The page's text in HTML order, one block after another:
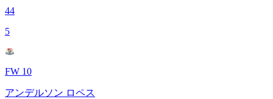
44
5
FW 10
アンデルソン ロペス